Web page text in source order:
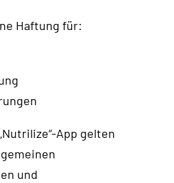
Haftung für:
App gelten
und